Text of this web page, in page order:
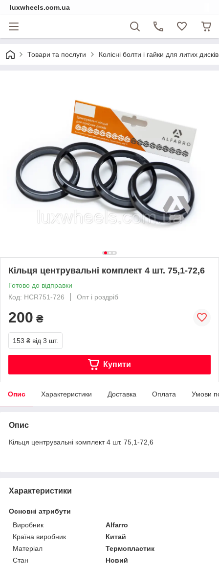
luxwheels.com.ua
Товари та послуги Колісні болти і гайки для литих
Кільця центрувальні комплект 4 шт. 75,1-72,6
Готово до відправки
Код: HCR751-726
Опт і роздріб
200 ₴
153 ₴ від 3 шт.
Купити
Опис Характеристики Доставка Оплата Умови
Опис
Кільця центрувальні комплект 4 шт. 75,1-72,6
Характеристики
Основні атрибути
Виробник
Alfarro
Країна виробник
Китай
Матеріал
Термопластик
Стан
Новий